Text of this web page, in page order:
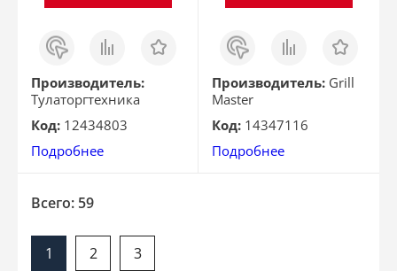
Заказ
в 1
клик
Сравнить Отложить
Производитель:
Тулаторгтехника
Код: 12434803
Подробнее
Заказ
в 1
клик
Сравнить Отложить
Производитель: Grill
Master
Код: 14347116
Подробнее
Всего: 59
1 2 3